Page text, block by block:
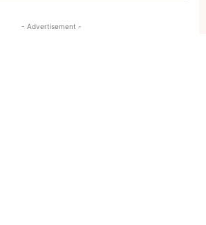
- Advertisement -